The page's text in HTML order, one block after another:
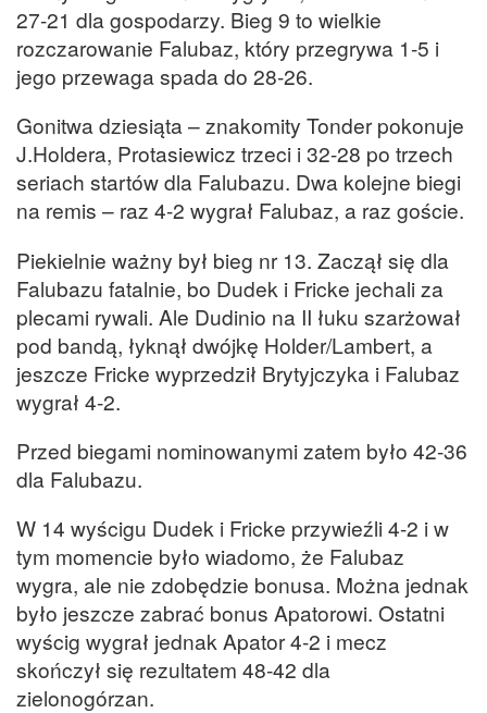
27-21 dla gospodarzy. Bieg 9 to wielkie
rozczarowanie Falubaz, który przegrywa 1-5 i
jego przewaga spada do 28-26.
Gonitwa dziesiąta – znakomity Tonder pokonuje
J.Holdera, Protasiewicz trzeci i 32-28 po trzech
seriach startów dla Falubazu. Dwa kolejne biegi
na remis – raz 4-2 wygrał Falubaz, a raz goście.
Piekielnie ważny był bieg nr 13. Zaczął się dla
Falubazu fatalnie, bo Dudek i Fricke jechali za
plecami rywali. Ale Dudinio na II łuku szarżował
pod bandą, łyknął dwójkę Holder/Lambert, a
jeszcze Fricke wyprzedził Brytyjczyka i Falubaz
wygrał 4-2.
Przed biegami nominowanymi zatem było 42-36
dla Falubazu.
W 14 wyścigu Dudek i Fricke przywieźli 4-2 i w
tym momencie było wiadomo, że Falubaz
wygra, ale nie zdobędzie bonusa. Można jednak
było jeszcze zabrać bonus Apatorowi. Ostatni
wyścig wygrał jednak Apator 4-2 i mecz
skończył się rezultatem 48-42 dla
zielonogórzan.